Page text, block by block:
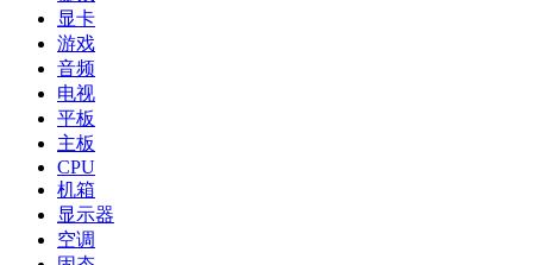
显卡
游戏
音频
电视
平板
主板
CPU
机箱
显示器
空调